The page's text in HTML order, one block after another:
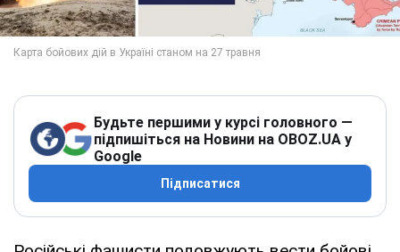
Будьте першими у курсі головного —
підпишіться на Новини на OBOZ.UA у
Google
Підписатися